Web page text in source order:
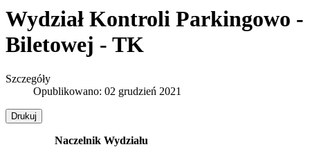
Wydział Kontroli Parkingowo -
Biletowej - TK
Szczegóły
Opublikowano: 02 grudzień 2021
Drukuj
Naczelnik Wydziału